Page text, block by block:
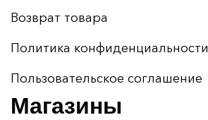
Возврат товара
Политика конфиденциальности
Пользовательское соглашение
Магазины